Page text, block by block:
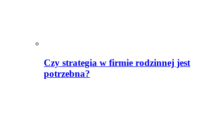
Czy strategia w firmie rodzinnej jest
potrzebna?